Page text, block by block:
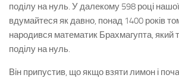
поділу на нуль. У далекому 598 році
вдумайтеся як давно, понад 1400 років
народився математик Брахмагупта, який
поділу на нуль.
Він припустив, що якщо взяти лимон і